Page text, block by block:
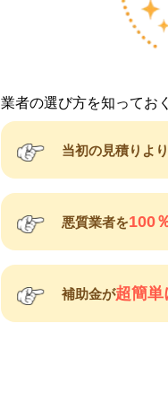
業者の選び方を知ってお
当初の見積りよ
悪質業者を100
補助金が超簡単